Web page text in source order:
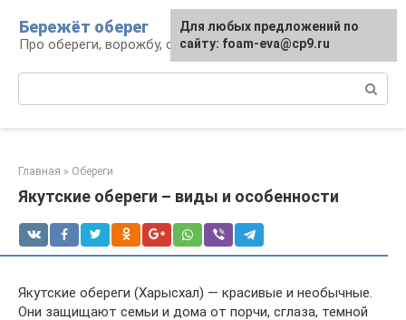
контенту
Бережёт оберег
Про обереги, ворожбу, сны и гадания
Главная » Обереги
Якутские обереги – виды и особенности
Якутские обереги (Харысхал) — красивые и необычные.
Они защищают семьи и дома от порчи, сглаза, темной
Для любых предложений по
сайту: foam-eva@cp9.ru